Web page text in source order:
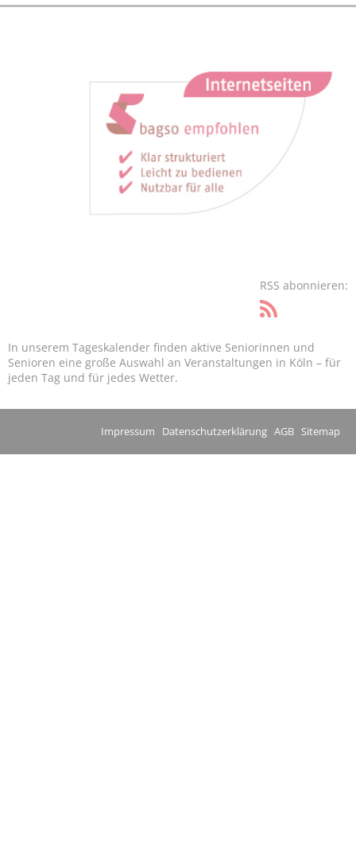
RSS abonnieren:
In unserem Tageskalender finden aktive Seniorinnen und
Senioren eine große Auswahl an Veranstaltungen in Köln – für
jeden Tag und für jedes Wetter.
Impressum Datenschutzerklärung AGB Sitemap